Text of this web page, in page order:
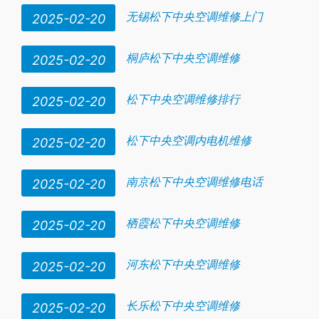
2025-02-20 无锡松下中央空调维修上门
2025-02-20 桐庐松下中央空调维修
2025-02-20 松下中央空调维修排行
2025-02-20 松下中央空调内电机维修
2025-02-20 南京松下中央空调维修电话
2025-02-20 栖霞松下中央空调维修
2025-02-20 河东松下中央空调维修
2025-02-20 长乐松下中央空调维修